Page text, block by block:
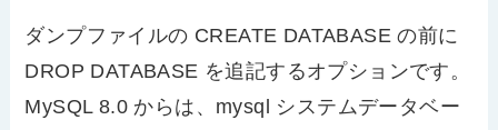
ダンプファイルの CREATE DATABASE の前に
DROP DATABASE を追記するオプションです。
MySQL 8.0 からは、mysql システムデータベー